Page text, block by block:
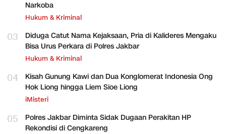
Narkoba
Hukum & Kriminal
03
Diduga Catut Nama Kejaksaan, Pria di Kalideres Mengaku
Bisa Urus Perkara di Polres Jakbar
Hukum & Kriminal
04
Kisah Gunung Kawi dan Dua Konglomerat Indonesia Ong
Hok Liong hingga Liem Sioe Liong
iMisteri
05
Polres Jakbar Diminta Sidak Dugaan Perakitan HP
Rekondisi di Cengkareng